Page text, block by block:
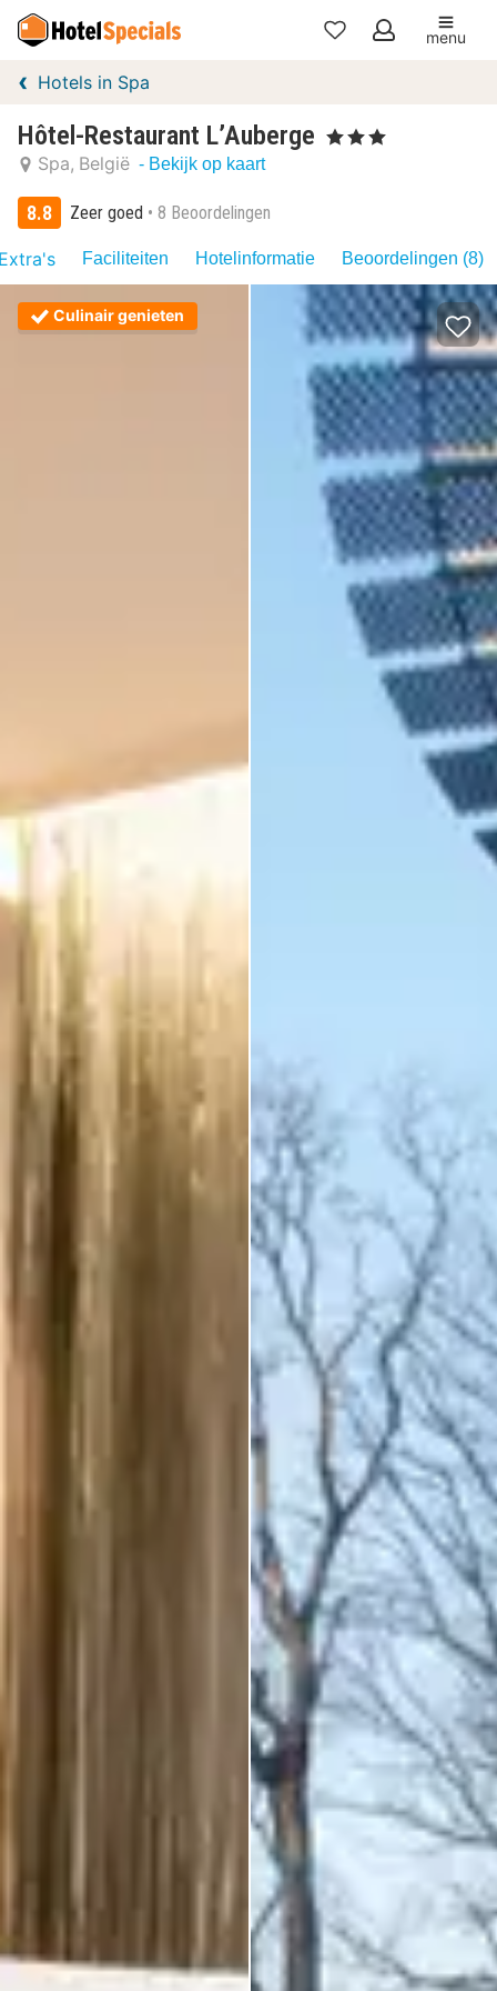
Mijn
menu
Hotels in Spa
Hôtel-Restaurant L’Auberge , 3 Sterren
Spa België - Bekijk op kaart
8.8 Zeer goed 8 Beoordelingen
Faciliteiten Hotelinformatie Beoordelingen (8)
Culinair genieten